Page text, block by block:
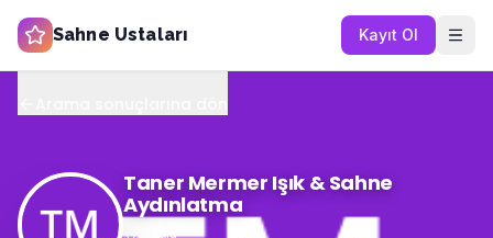
Sahne Ustaları Kayıt Ol
Taner Mermer Işık & Sahne
Aydınlatma
Muğla